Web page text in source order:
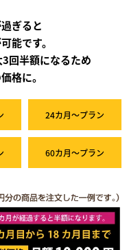
ぎると
能です。
回半額になるため
格に。
24カ月～プラン
60カ月～プラン